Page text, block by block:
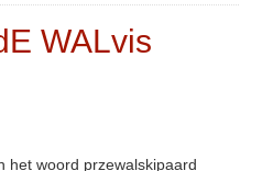
WALvis
het woord przewalskipaard